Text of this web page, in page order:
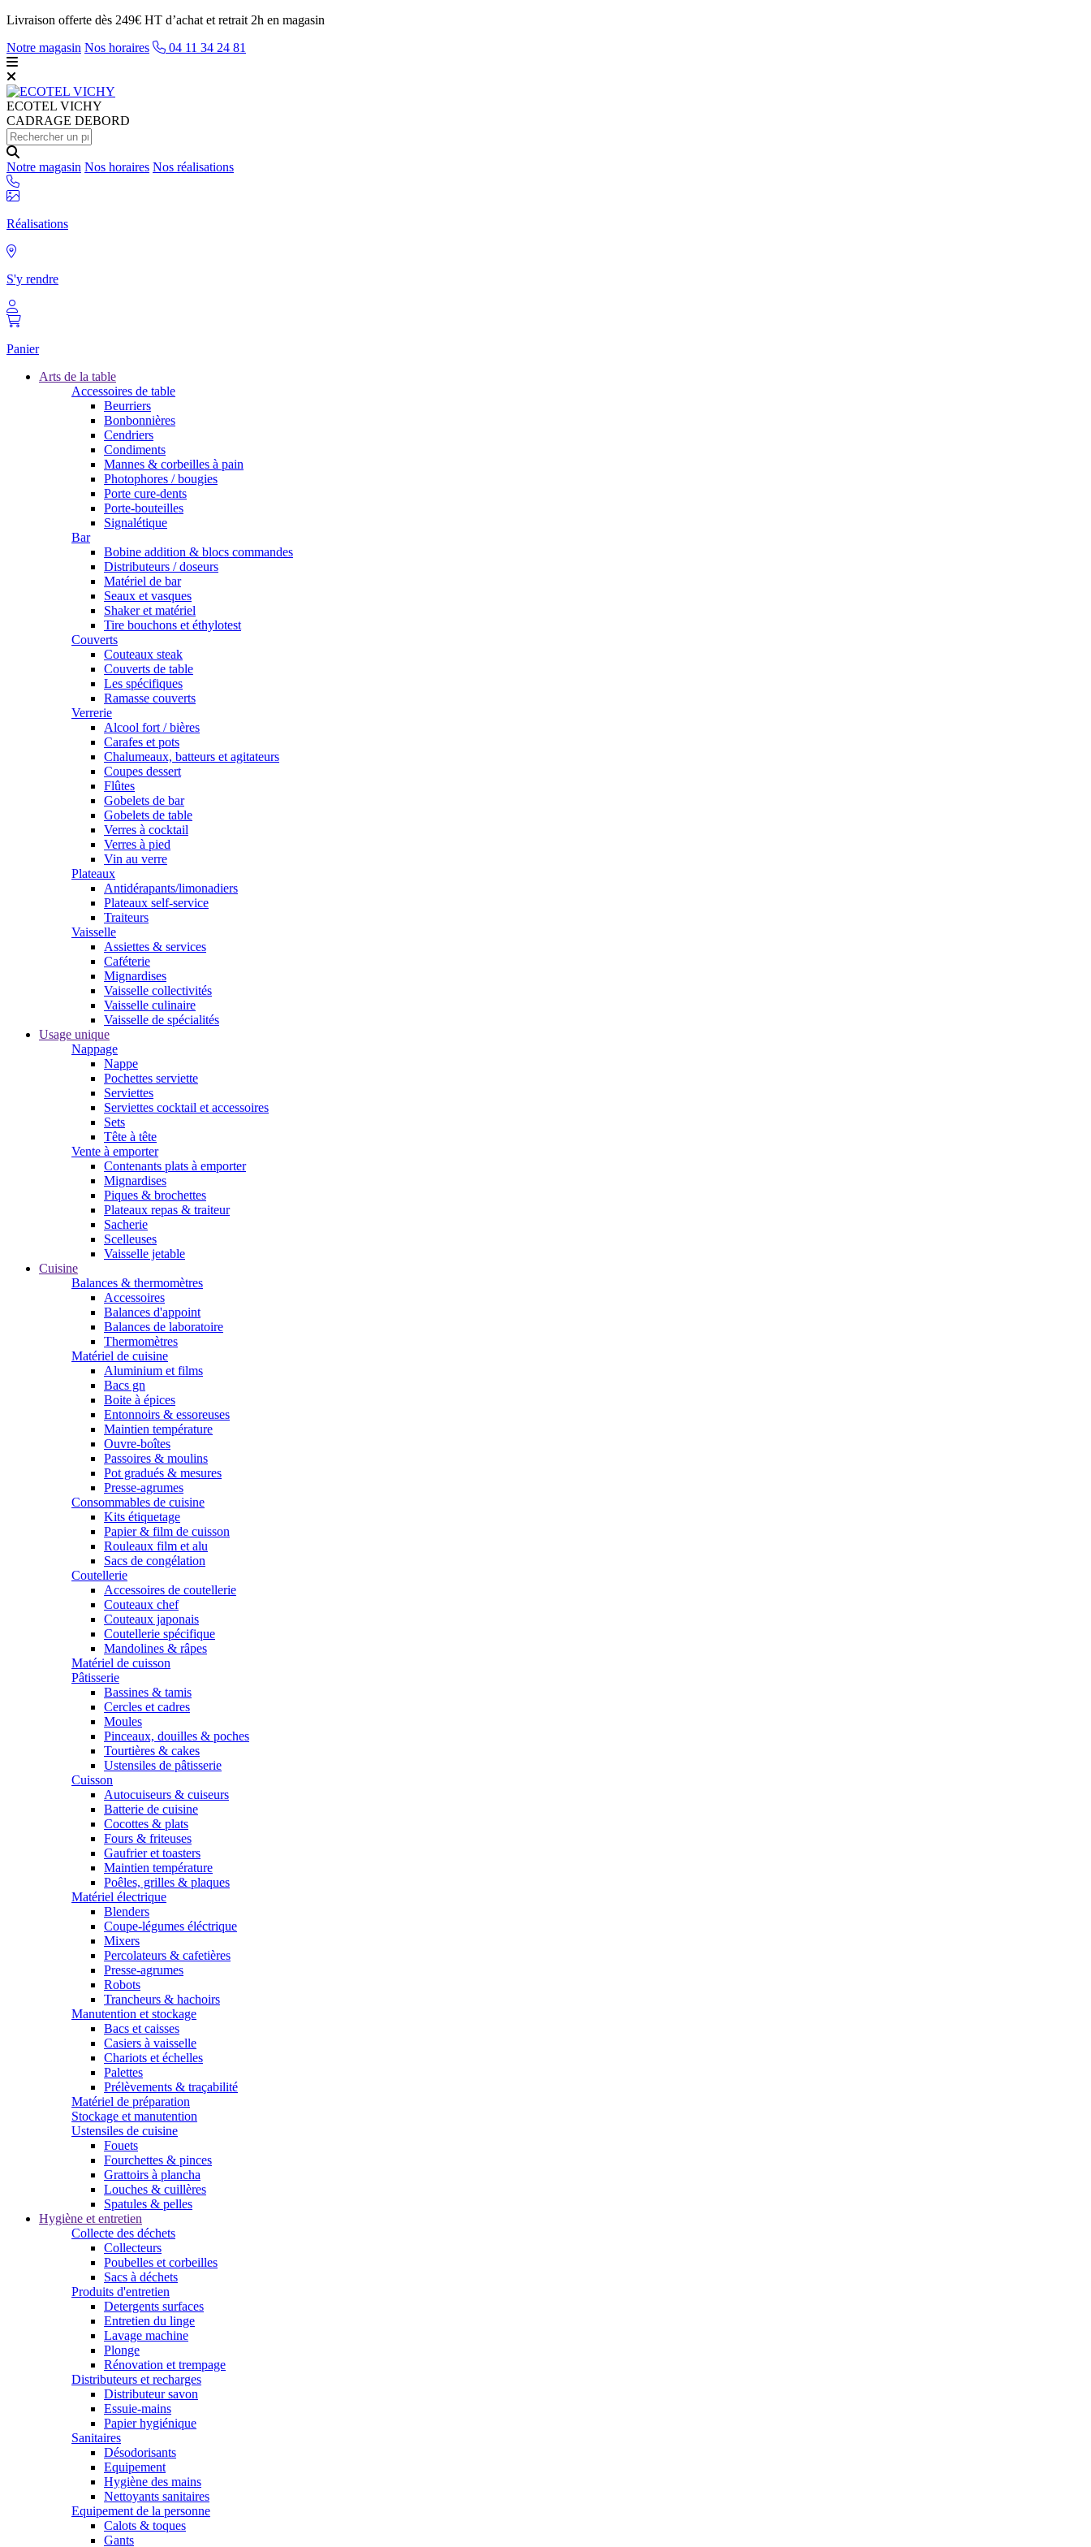
Livraison offerte dès 249€ HT d’achat et retrait 2h en magasin
Notre magasin Nos horaires 04 11 34 24 81
ECOTEL VICHY
CADRAGE DEBORD
Notre magasin Nos horaires Nos réalisations
Réalisations
S'y rendre
Panier
Arts de la table
Accessoires de table
Beurriers
Bonbonnières
Cendriers
Condiments
Mannes & corbeilles à pain
Photophores / bougies
Porte cure-dents
Porte-bouteilles
Signalétique
Bar
Bobine addition & blocs commandes
Distributeurs / doseurs
Matériel de bar
Seaux et vasques
Shaker et matériel
Tire bouchons et éthylotest
Couverts
Couteaux steak
Couverts de table
Les spécifiques
Ramasse couverts
Verrerie
Alcool fort / bières
Carafes et pots
Chalumeaux, batteurs et agitateurs
Coupes dessert
Flûtes
Gobelets de bar
Gobelets de table
Verres à cocktail
Verres à pied
Vin au verre
Plateaux
Antidérapants/limonadiers
Plateaux self-service
Traiteurs
Vaisselle
Assiettes & services
Caféterie
Mignardises
Vaisselle collectivités
Vaisselle culinaire
Vaisselle de spécialités
Usage unique
Nappage
Nappe
Pochettes serviette
Serviettes
Serviettes cocktail et accessoires
Sets
Tête à tête
Vente à emporter
Contenants plats à emporter
Mignardises
Piques & brochettes
Plateaux repas & traiteur
Sacherie
Scelleuses
Vaisselle jetable
Cuisine
Balances & thermomètres
Accessoires
Balances d'appoint
Balances de laboratoire
Thermomètres
Matériel de cuisine
Aluminium et films
Bacs gn
Boite à épices
Entonnoirs & essoreuses
Maintien température
Ouvre-boîtes
Passoires & moulins
Pot gradués & mesures
Presse-agrumes
Consommables de cuisine
Kits étiquetage
Papier & film de cuisson
Rouleaux film et alu
Sacs de congélation
Coutellerie
Accessoires de coutellerie
Couteaux chef
Couteaux japonais
Coutellerie spécifique
Mandolines & râpes
Matériel de cuisson
Pâtisserie
Bassines & tamis
Cercles et cadres
Moules
Pinceaux, douilles & poches
Tourtières & cakes
Ustensiles de pâtisserie
Cuisson
Autocuiseurs & cuiseurs
Batterie de cuisine
Cocottes & plats
Fours & friteuses
Gaufrier et toasters
Maintien température
Poêles, grilles & plaques
Matériel électrique
Blenders
Coupe-légumes éléctrique
Mixers
Percolateurs & cafetières
Presse-agrumes
Robots
Trancheurs & hachoirs
Manutention et stockage
Bacs et caisses
Casiers à vaisselle
Chariots et échelles
Palettes
Prélèvements & traçabilité
Matériel de préparation
Stockage et manutention
Ustensiles de cuisine
Fouets
Fourchettes & pinces
Grattoirs à plancha
Louches & cuillères
Spatules & pelles
Hygiène et entretien
Collecte des déchets
Collecteurs
Poubelles et corbeilles
Sacs à déchets
Produits d'entretien
Detergents surfaces
Entretien du linge
Lavage machine
Plonge
Rénovation et trempage
Distributeurs et recharges
Distributeur savon
Essuie-mains
Papier hygiénique
Sanitaires
Désodorisants
Equipement
Hygiène des mains
Nettoyants sanitaires
Equipement de la personne
Calots & toques
Gants